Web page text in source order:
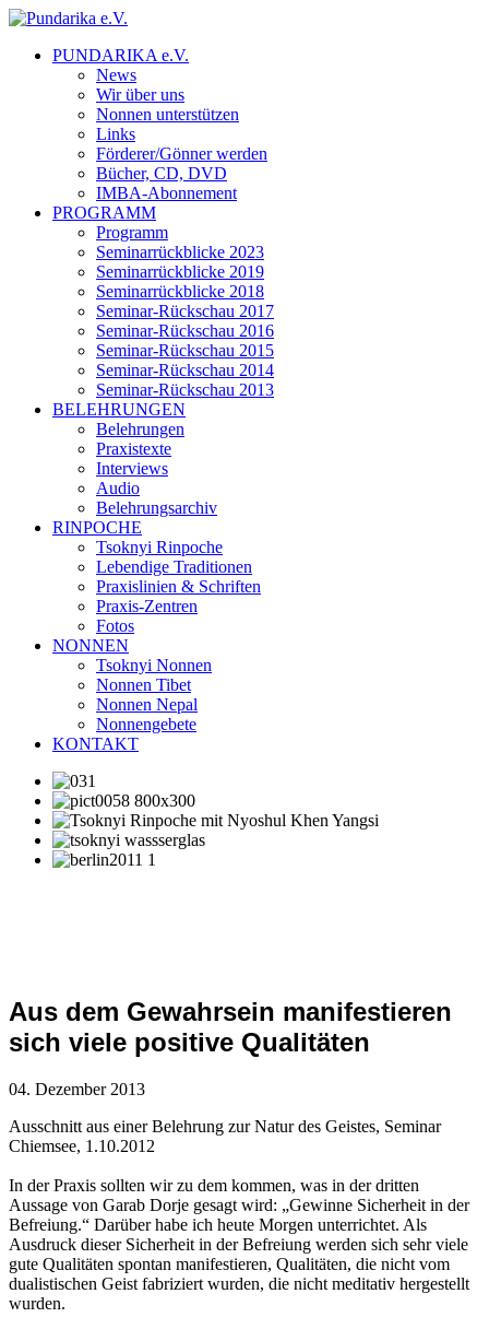
PUNDARIKA e.V.
News
Wir über uns
Nonnen unterstützen
Links
Förderer/Gönner werden
Bücher, CD, DVD
IMBA-Abonnement
PROGRAMM
Programm
Seminarrückblicke 2023
Seminarrückblicke 2019
Seminarrückblicke 2018
Seminar-Rückschau 2017
Seminar-Rückschau 2016
Seminar-Rückschau 2015
Seminar-Rückschau 2014
Seminar-Rückschau 2013
BELEHRUNGEN
Belehrungen
Praxistexte
Interviews
Audio
Belehrungsarchiv
RINPOCHE
Tsoknyi Rinpoche
Lebendige Traditionen
Praxislinien & Schriften
Praxis-Zentren
Fotos
NONNEN
Tsoknyi Nonnen
Nonnen Tibet
Nonnen Nepal
Nonnengebete
KONTAKT
Aus dem Gewahrsein manifestieren
sich viele positive Qualitäten
04. Dezember 2013
Ausschnitt aus einer Belehrung zur Natur des Geistes, Seminar
Chiemsee, 1.10.2012
In der Praxis sollten wir zu dem kommen, was in der dritten
Aussage von Garab Dorje gesagt wird: „Gewinne Sicherheit in der
Befreiung.“ Darüber habe ich heute Morgen unterrichtet. Als
Ausdruck dieser Sicherheit in der Befreiung werden sich sehr viele
gute Qualitäten spontan manifestieren, Qualitäten, die nicht vom
dualistischen Geist fabriziert wurden, die nicht meditativ hergestellt
wurden.